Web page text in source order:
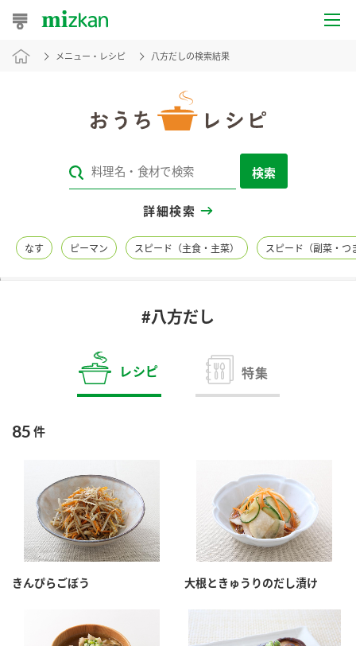
おうちレシピ
レシピカテゴリ一覧
レシピ名特集
商品カテゴリ
お酢ドリンク ぽん酢
みりん風・料理酒 鍋用調味料
ブランド・スペシャルサイト
ブランド・スペシャルサイト トップ
商品ブランドサイト
カンタン酢
企業情報
ミツカングループについて
メニュー・レシピ 八方だしの検索結果
検索
詳細検索
なす ピーマン スピード（主食・主菜） スピード（副菜・つ
#八方だし
レシピ 特集
85 件
きんぴらごぼう 大根ときゅうりのだし漬け